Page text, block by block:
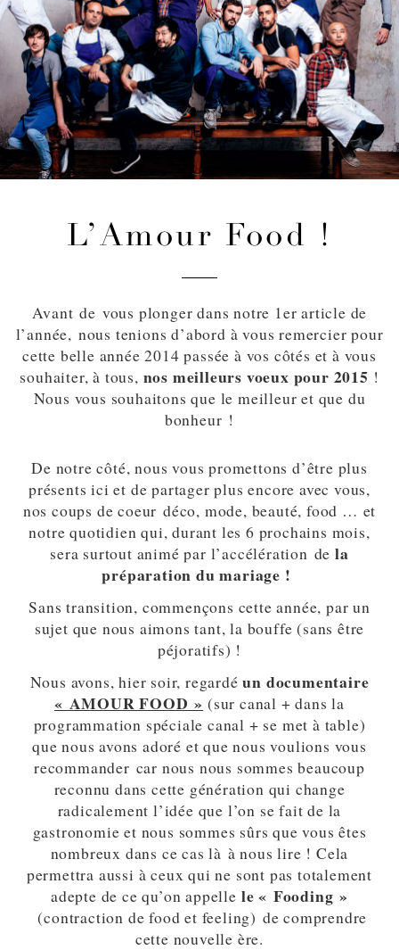
L’Amour Food !
Avant de vous plonger dans notre 1er article de
l’année, nous tenions d’abord à vous remercier pour
cette belle année 2014 passée à vos côtés et à vous
souhaiter, à tous, nos meilleurs voeux pour 2015 !
Nous vous souhaitons que le meilleur et que du
bonheur !
De notre côté, nous vous promettons d’être plus
présents ici et de partager plus encore avec vous,
nos coups de coeur déco, mode, beauté, food … et
notre quotidien qui, durant les 6 prochains mois,
sera surtout animé par l’accélération dela
préparation du mariage !
Sans transition, commençons cette année, par un
sujet que nous aimons tant, la bouffe (sans être
péjoratifs) !
Nous avons, hier soir, regardéun documentaire
« AMOUR FOOD » (sur canal + dans la
programmation spéciale canal + se met à table)
que nous avons adoré et que nous voulions vous
recommander car nous nous sommes beaucoup
reconnu dans cette génération qui change
radicalement l’idée que l’on se fait de la
gastronomie et nous sommes sûrs que vous êtes
nombreux dans ce cas là à nous lire ! Cela
permettra aussi à ceux qui ne sont pas totalement
adepte de ce qu’on appelle le « Fooding »
(contraction de food et feeling) de comprendre
cette nouvelle ère.